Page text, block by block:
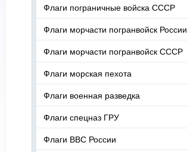
Флаги пограничные войска СССР
Флаги морчасти погранвойск России
Флаги морчасти погранвойск СССР
Флаги морская пехота
Флаги военная разведка
Флаги спецназ ГРУ
Флаги ВВС России